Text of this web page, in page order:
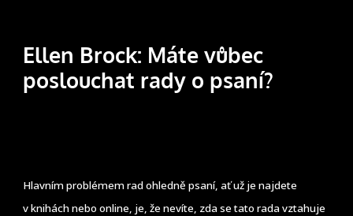
Ellen Brock: Máte vůbec
poslouchat rady o psaní?
Hlavním problémem rad ohledně psaní, ať už je najdete
v knihách nebo online, je, že nevíte, zda se tato rada vztahuje